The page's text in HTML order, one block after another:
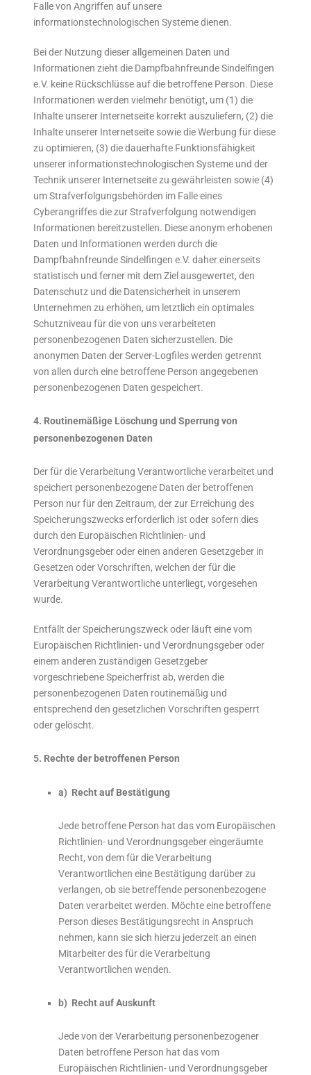
Falle von Angriffen auf unsere
informationstechnologischen Systeme dienen.
Bei der Nutzung dieser allgemeinen Daten und
Informationen zieht die Dampfbahnfreunde Sindelfingen
e.V. keine Rückschlüsse auf die betroffene Person. Diese
Informationen werden vielmehr benötigt, um (1) die
Inhalte unserer Internetseite korrekt auszuliefern, (2) die
Inhalte unserer Internetseite sowie die Werbung für diese
zu optimieren, (3) die dauerhafte Funktionsfähigkeit
unserer informationstechnologischen Systeme und der
Technik unserer Internetseite zu gewährleisten sowie (4)
um Strafverfolgungsbehörden im Falle eines
Cyberangriffes die zur Strafverfolgung notwendigen
Informationen bereitzustellen. Diese anonym erhobenen
Daten und Informationen werden durch die
Dampfbahnfreunde Sindelfingen e.V. daher einerseits
statistisch und ferner mit dem Ziel ausgewertet, den
Datenschutz und die Datensicherheit in unserem
Unternehmen zu erhöhen, um letztlich ein optimales
Schutzniveau für die von uns verarbeiteten
personenbezogenen Daten sicherzustellen. Die
anonymen Daten der Server-Logfiles werden getrennt
von allen durch eine betroffene Person angegebenen
personenbezogenen Daten gespeichert.
4. Routinemäßige Löschung und Sperrung von
personenbezogenen Daten
Der für die Verarbeitung Verantwortliche verarbeitet und
speichert personenbezogene Daten der betroffenen
Person nur für den Zeitraum, der zur Erreichung des
Speicherungszwecks erforderlich ist oder sofern dies
durch den Europäischen Richtlinien- und
Verordnungsgeber oder einen anderen Gesetzgeber in
Gesetzen oder Vorschriften, welchen der für die
Verarbeitung Verantwortliche unterliegt, vorgesehen
wurde.
Entfällt der Speicherungszweck oder läuft eine vom
Europäischen Richtlinien- und Verordnungsgeber oder
einem anderen zuständigen Gesetzgeber
vorgeschriebene Speicherfrist ab, werden die
personenbezogenen Daten routinemäßig und
entsprechend den gesetzlichen Vorschriften gesperrt
oder gelöscht.
5. Rechte der betroffenen Person
a) Recht auf Bestätigung
Jede betroffene Person hat das vom Europäischen
Richtlinien- und Verordnungsgeber eingeräumte
Recht, von dem für die Verarbeitung
Verantwortlichen eine Bestätigung darüber zu
verlangen, ob sie betreffende personenbezogene
Daten verarbeitet werden. Möchte eine betroffene
Person dieses Bestätigungsrecht in Anspruch
nehmen, kann sie sich hierzu jederzeit an einen
Mitarbeiter des für die Verarbeitung
Verantwortlichen wenden.
b) Recht auf Auskunft
Jede von der Verarbeitung personenbezogener
Daten betroffene Person hat das vom
Europäischen Richtlinien- und Verordnungsgeber